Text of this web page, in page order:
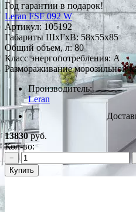
Год гарантии в подарок!
Leran FSF 092 W
Артикул:105192
Габариты ШxГxВ: 58x55x85
Общий объем, л: 80
Класс энергопотребления: A
Размораживание морозильной
Производитель:
Leran
13830руб.
Кол-во:
−
Купить